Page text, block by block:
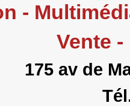
-
Vente -
175 av de